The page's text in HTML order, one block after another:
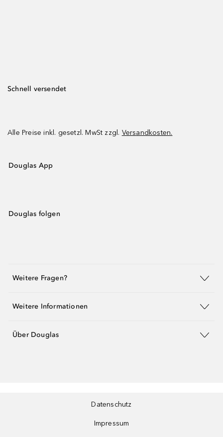
Schnell versendet
Alle Preise inkl. gesetzl. MwSt zzgl. Versandkosten.
Douglas App
Douglas folgen
Weitere Fragen?
Weitere Informationen
Über Douglas
Datenschutz
Impressum